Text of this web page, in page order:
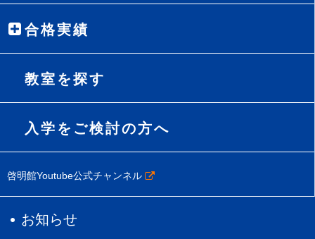
合格実績
教室を探す
入学をご検討の方へ
啓明館Youtube公式チャンネル
お知らせ